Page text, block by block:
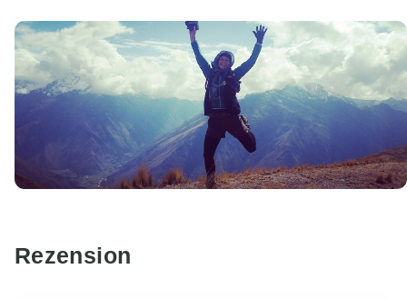
Rezension